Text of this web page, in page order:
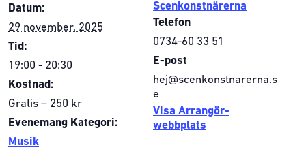
Datum:
29 november, 2025
Tid:
19:00 - 20:30
Kostnad:
Gratis – 250 kr
Evenemang Kategori:
Musik
Scenkonstnärerna
Telefon
0734-60 33 51
E-post
hej@scenkonstnarerna.s
e
Visa Arrangör-
webbplats